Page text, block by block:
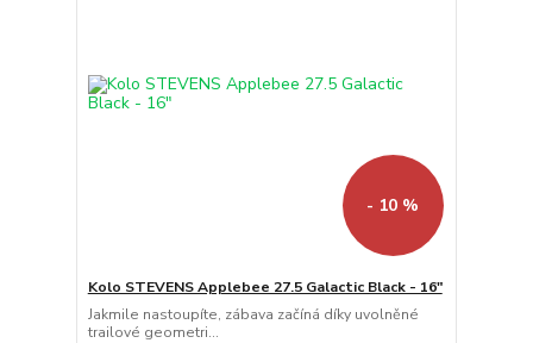
- 10 %
Kolo STEVENS Applebee 27.5 Galactic Black - 16"
Jakmile nastoupíte, zábava začíná díky uvolněné
trailové geometri...